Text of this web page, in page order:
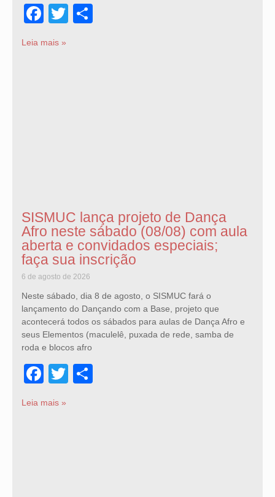
Facebook
Twitter
Leia mais »
SISMUC lança projeto de Dança
Afro neste sábado (08/08) com aula
aberta e convidados especiais;
faça sua inscrição
6 de agosto de 2026
Neste sábado, dia 8 de agosto, o SISMUC fará o
lançamento do Dançando com a Base, projeto que
acontecerá todos os sábados para aulas de Dança Afro e
seus Elementos (maculelê, puxada de rede, samba de
roda e blocos afro
Facebook
Twitter
Leia mais »